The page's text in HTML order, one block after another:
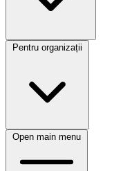
Pentru organizații
Open main menu